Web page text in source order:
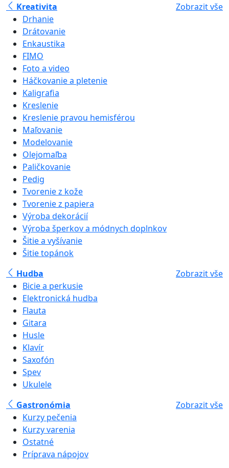
Kreativita
Zobrazit vše
Drhanie
Drátovanie
Enkaustika
FIMO
Foto a video
Háčkovanie a pletenie
Kaligrafia
Kreslenie
Kreslenie pravou hemisférou
Maľovanie
Modelovanie
Olejomaľba
Paličkovanie
Pedig
Tvorenie z kože
Tvorenie z papiera
Výroba dekorácií
Výroba šperkov a módnych doplnkov
Šitie a vyšívanie
Šitie topánok
Hudba
Zobrazit vše
Bicie a perkusie
Elektronická hudba
Flauta
Gitara
Husle
Klavír
Saxofón
Spev
Ukulele
Gastronómia
Zobrazit vše
Kurzy pečenia
Kurzy varenia
Ostatné
Príprava nápojov